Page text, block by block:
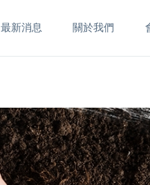
最新消息 關於我們